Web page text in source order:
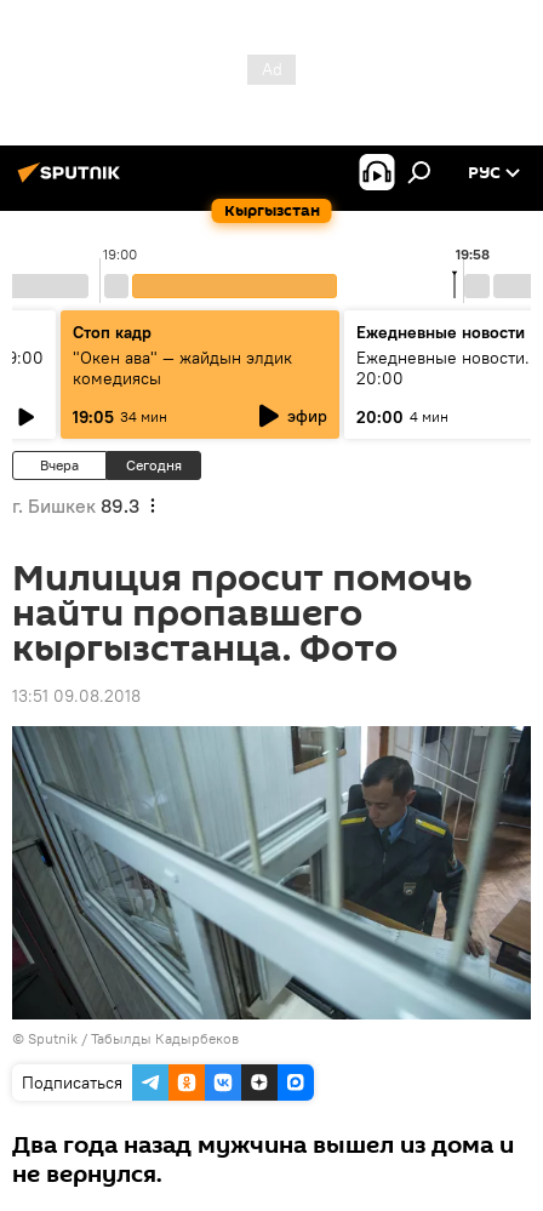
Кыргызстан
РУС
19:00 19:58
Стоп кадр
"Окен ава" — жайдын элдик
комедиясы
19:05 34 мин эфир
Ежедневные новости
Ежедневные новости.
20:00
20:00 4 мин
Вчера Сегодня
г. Бишкек 89.3
Милиция просит помочь
найти пропавшего
кыргызстанца. Фото
13:51 09.08.2018
© Sputnik / Табылды Кадырбеков
Подписаться
Два года назад мужчина вышел из дома и
не вернулся.